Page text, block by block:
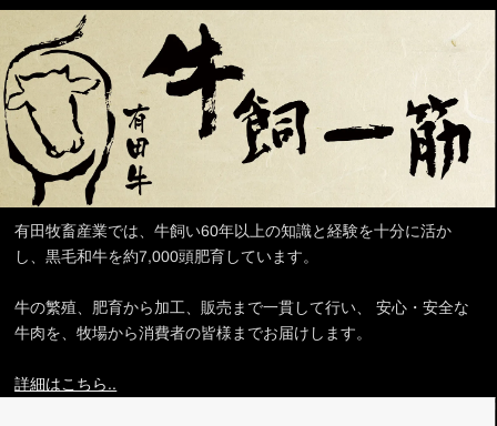
有田牧畜産業では、牛飼い60年以上の知識と経験を十分に活か
し、黒毛和牛を約7,000頭肥育しています。
牛の繁殖、肥育から加工、販売まで一貫して行い、 安心・安全な
牛肉を、牧場から消費者の皆様までお届けします。
詳細はこちら..